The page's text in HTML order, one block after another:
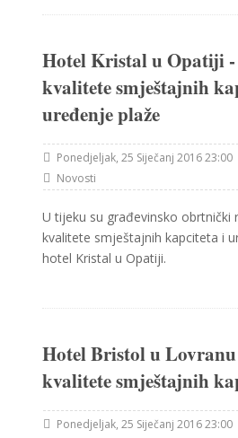
Hotel Kristal u Opatiji -
kvalitete smještajnih
uređenje plaže
Ponedjeljak, 25 Siječanj 2016 23:00
Novosti
U tijeku su građevinsko obrtnički
kvalitete smještajnih kapciteta i
hotel Kristal u Opatiji.
Hotel Bristol u
kvalitete smještajnih
Ponedjeljak, 25 Siječanj 2016 23:00